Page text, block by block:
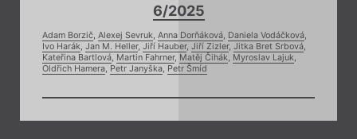
6/2025
Adam Borzič, Alexej Sevruk, Anna Dorňáková, Daniela Vodáčková,
Ivo Harák, Jan M. Heller, Jiří Hauber, Jiří Zizler, Jitka Bret Srbová,
Kateřina Bartlová, Martin Fahrner, Matěj Čihák, Myroslav Lajuk,
Oldřich Hamera, Petr Janyška, Petr Šmíd